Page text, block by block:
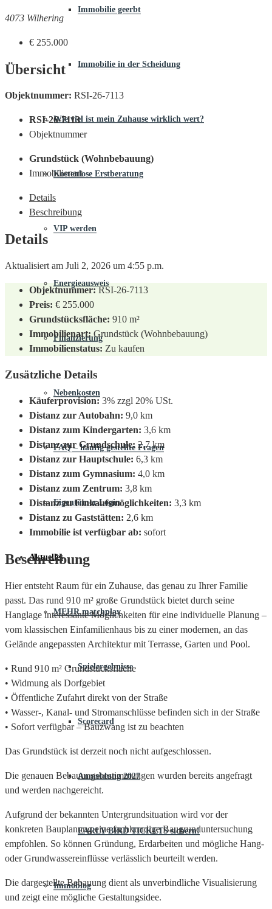
Immobilie geerbt
Immobilie in der Scheidung
Wie viel ist mein Zuhause wirklich wert?
Kostenlose Erstberatung
VIP werden
Energieausweis
Finanzierung
Nebenkosten
FAQ – häufig gestellte Fragen
Eigentümer Login
Aktuelles
MEHR.matchplay
Spielergebnisse
Scorecard
Anmeldung 2027
EARLY BIRD TICKETS sichern!
Immoblog
4073 Wilhering
€ 255.000
Übersicht
Objektnummer: RSI-26-7113
RSI-26-7113
Objektnummer
Grundstück (Wohnbebauung)
Immobilienart
Details
Beschreibung
Details
Aktualisiert am Juli 2, 2026 um 4:55 p.m.
Objektnummer: RSI-26-7113
Preis: € 255.000
Grundstücksfläche: 910 m²
Immobilienart: Grundstück (Wohnbebauung)
Immobilienstatus: Zu kaufen
Zusätzliche Details
Käuferprovision: 3% zzgl 20% USt.
Distanz zur Autobahn: 9,0 km
Distanz zum Kindergarten: 3,6 km
Distanz zur Grundschule: 2,7 km
Distanz zur Hauptschule: 6,3 km
Distanz zum Gymnasium: 4,0 km
Distanz zum Zentrum: 3,8 km
Distanz zu Einkaufsmöglichkeiten: 3,3 km
Distanz zu Gaststätten: 2,6 km
Immobilie ist verfügbar ab: sofort
Beschreibung
Hier entsteht Raum für ein Zuhause, das genau zu Ihrer Familie
passt. Das rund 910 m² große Grundstück bietet durch seine
Hanglage interessante Möglichkeiten für eine individuelle Planung –
vom klassischen Einfamilienhaus bis zu einer modernen, an das
Gelände angepassten Architektur mit Terrasse, Garten und Pool.
• Rund 910 m² Grundstücksfläche
• Widmung als Dorfgebiet
• Öffentliche Zufahrt direkt von der Straße
• Wasser-, Kanal- und Stromanschlüsse befinden sich in der Straße
• Sofort verfügbar – Bauzwang ist zu beachten
Das Grundstück ist derzeit noch nicht aufgeschlossen.
Die genauen Bebauungsbestimmungen wurden bereits angefragt
und werden nachgereicht.
Aufgrund der bekannten Untergrundsituation wird vor der
konkreten Bauplanung eine fachkundige Baugrunduntersuchung
empfohlen. So können Gründung, Erdarbeiten und mögliche Hang-
oder Grundwassereinflüsse verlässlich beurteilt werden.
Die dargestellte Bebauung dient als unverbindliche Visualisierung
und zeigt eine mögliche Gestaltungsidee.